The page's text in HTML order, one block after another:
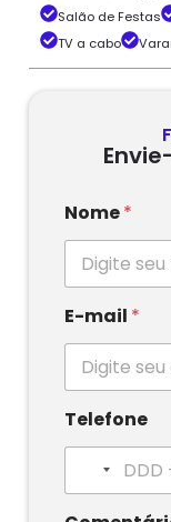
Salão de Festas
TV a cabo
Nome*
E-mail *
Telefone
o
c